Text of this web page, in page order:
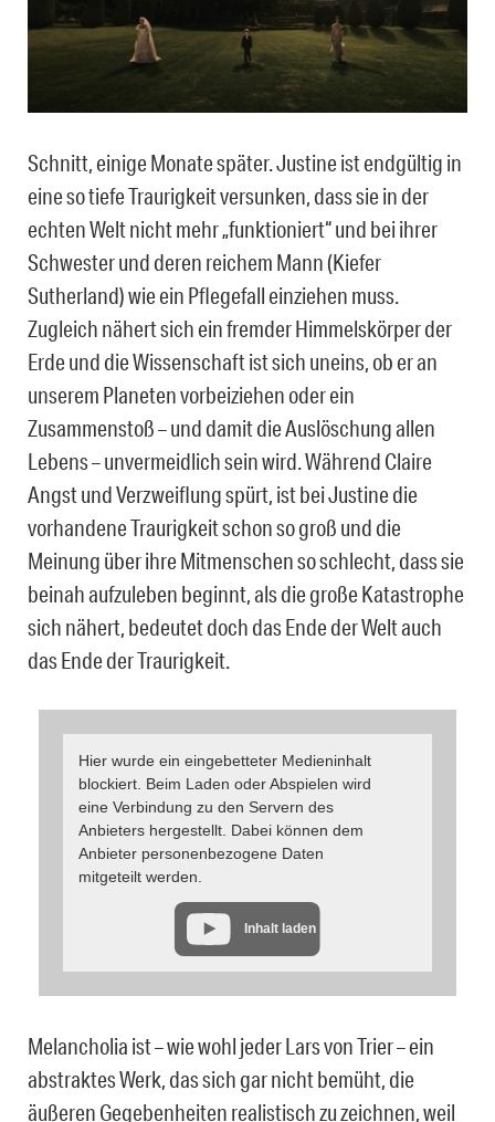
Schnitt, einige Monate später. Justine ist endgültig in
eine so tiefe Traurigkeit versunken, dass sie in der
echten Welt nicht mehr „funktioniert“ und bei ihrer
Schwester und deren reichem Mann (Kiefer
Sutherland) wie ein Pflegefall einziehen muss.
Zugleich nähert sich ein fremder Himmelskörper der
Erde und die Wissenschaft ist sich uneins, ob er an
unserem Planeten vorbeiziehen oder ein
Zusammenstoß – und damit die Auslöschung allen
Lebens – unvermeidlich sein wird. Während Claire
Angst und Verzweiflung spürt, ist bei Justine die
vorhandene Traurigkeit schon so groß und die
Meinung über ihre Mitmenschen so schlecht, dass sie
beinah aufzuleben beginnt, als die große Katastrophe
sich nähert, bedeutet doch das Ende der Welt auch
das Ende der Traurigkeit.
Hier wurde ein eingebetteter Medieninhalt
blockiert. Beim Laden oder Abspielen wird
eine Verbindung zu den Servern des
Anbieters hergestellt. Dabei können dem
Anbieter personenbezogene Daten
mitgeteilt werden.
Inhalt laden
Melancholia ist – wie wohl jeder Lars von Trier – ein
abstraktes Werk, das sich gar nicht bemüht, die
äußeren Gegebenheiten realistisch zu zeichnen, weil